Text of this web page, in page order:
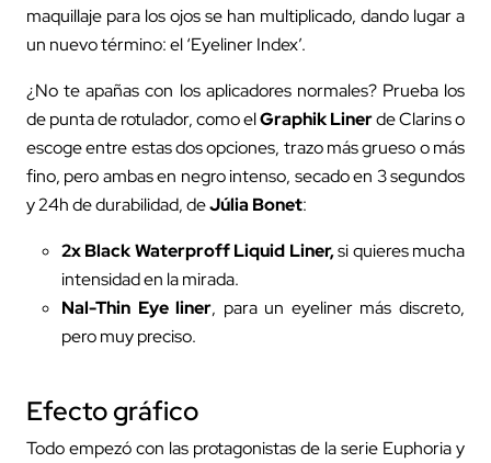
maquillaje para los ojos se han multiplicado, dando lugar a
un nuevo término: el ‘Eyeliner Index’.
¿No te apañas con los aplicadores normales? Prueba los
de punta de rotulador, como elGraphik Linerde Clarins o
escoge entre estas dos opciones, trazo más grueso o más
fino, pero ambas en negro intenso, secado en 3 segundos
y 24h de durabilidad, deJúlia Bonet:
2x Black Waterproff Liquid Liner,si quieres mucha
intensidad en la mirada.
Nal-Thin Eye liner, para un eyeliner más discreto,
pero muy preciso.
Efecto gráfico
Todo empezó con las protagonistas de la serie Euphoria y